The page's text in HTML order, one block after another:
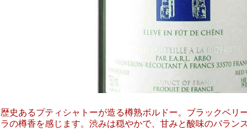
歴史あるプティシャトーが造る樽熟ボルドー。ブラックベリ
ラの樽香を感じます。渋みは穏やかで、甘みと酸味のバラン